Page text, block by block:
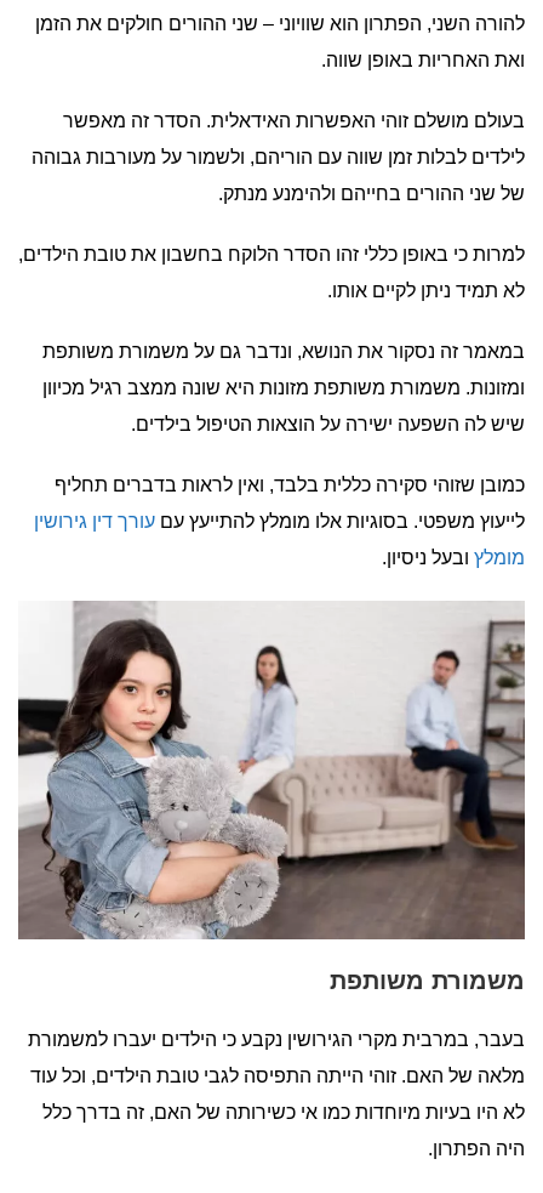
להורה השני, הפתרון הוא שוויוני – שני ההורים חולקים את הזמן
ואת האחריות באופן שווה.
בעולם מושלם זוהי האפשרות האידאלית. הסדר זה מאפשר
לילדים לבלות זמן שווה עם הוריהם, ולשמור על מעורבות גבוהה
של שני ההורים בחייהם ולהימנע מנתק.
למרות כי באופן כללי זהו הסדר הלוקח בחשבון את טובת הילדים,
לא תמיד ניתן לקיים אותו.
במאמר זה נסקור את הנושא, ונדבר גם על משמורת משותפת
ומזונות. משמורת משותפת מזונות היא שונה ממצב רגיל מכיוון
שיש לה השפעה ישירה על הוצאות הטיפול בילדים.
כמובן שזוהי סקירה כללית בלבד, ואין לראות בדברים תחליף
לייעוץ משפטי. בסוגיות אלו מומלץ להתייעץ עם עורך דין גירושין
מומלץ ובעל ניסיון.
משמורת משותפת
בעבר, במרבית מקרי הגירושין נקבע כי הילדים יעברו למשמורת
מלאה של האם. זוהי הייתה התפיסה לגבי טובת הילדים, וכל עוד
לא היו בעיות מיוחדות כמו אי כשירותה של האם, זה בדרך כלל
היה הפתרון.